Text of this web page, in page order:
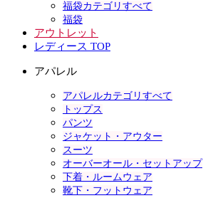
福袋カテゴリすべて
福袋
アウトレット
レディース TOP
アパレル
アパレルカテゴリすべて
トップス
パンツ
ジャケット・アウター
スーツ
オーバーオール・セットアップ
下着・ルームウェア
靴下・フットウェア